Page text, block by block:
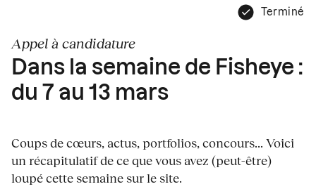
Terminé
Appel à candidature
Dans la semaine de Fisheye :
du 7 au 13 mars
Coups de cœurs, actus, portfolios, concours... Voici
un récapitulatif de ce que vous avez (peut-être)
loupé cette semaine sur le site.